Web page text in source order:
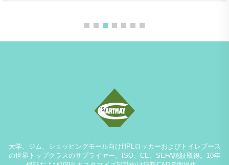
大学、ジム、ショッピングモール向けHPLロッカーおよびトイレブース
の世界トップクラスのサプライヤー。ISO、CE、SEFA認証取得。10年